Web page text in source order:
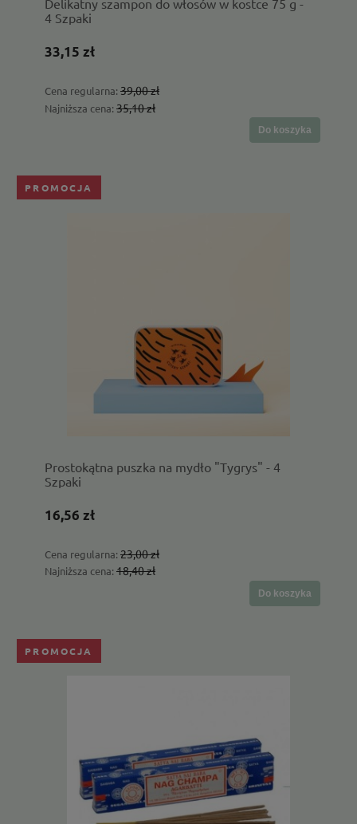
Delikatny szampon do włosów w kostce 75 g -
4 Szpaki
33,15 zł
Cena regularna: 39,00 zł
Najniższa cena: 35,10 zł
Do koszyka
Prostokątna puszka na mydło "Tygrys" - 4
Szpaki
16,56 zł
Cena regularna: 23,00 zł
Najniższa cena: 18,40 zł
Do koszyka
PROMOCJA
PROMOCJA